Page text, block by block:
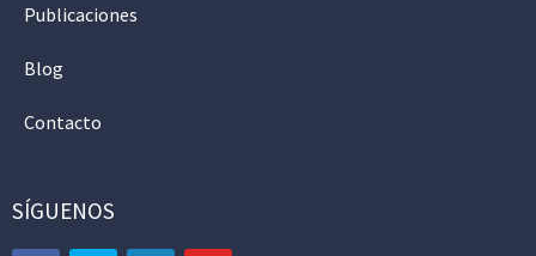
Publicaciones
Blog
Contacto
SÍGUENOS